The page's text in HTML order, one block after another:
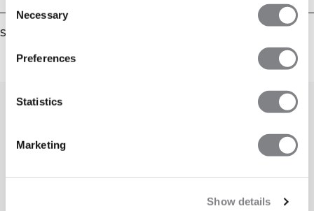
Selection
Necessary
Preferences
Statistics
Marketing
Show details
Similar products